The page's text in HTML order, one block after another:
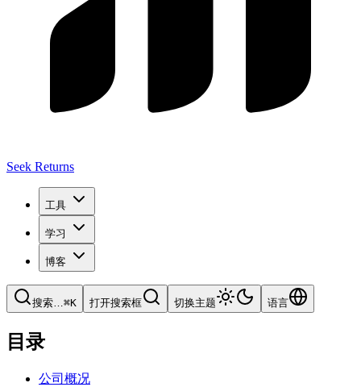
Seek Returns
工具
学习
博客
搜索…⌘K 打开搜索框 切换主题 语言
目录
公司概况